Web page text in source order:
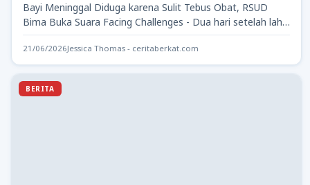
Bayi Meninggal Diduga karena Sulit Tebus Obat, RSUD
Bima Buka Suara Facing Challenges - Dua hari setelah lahir,
…
21/06/2026Jessica Thomas - ceritaberkat.com
BERITA